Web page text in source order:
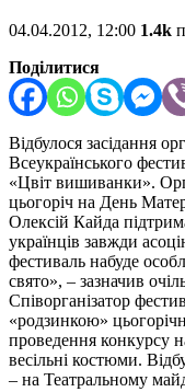
04.04.2012, 12:00 1.4k
Поділитися
Відбулося засідання
Всеукраїнського
«Цвіт вишиванки».
цьогоріч на День
Олексій Кайда
українців завжди
фестиваль набуде
свято», – зазначив
Співорганізатор
«родзинкою»
проведення конкурсу
весільні костюми.
– на Театральному